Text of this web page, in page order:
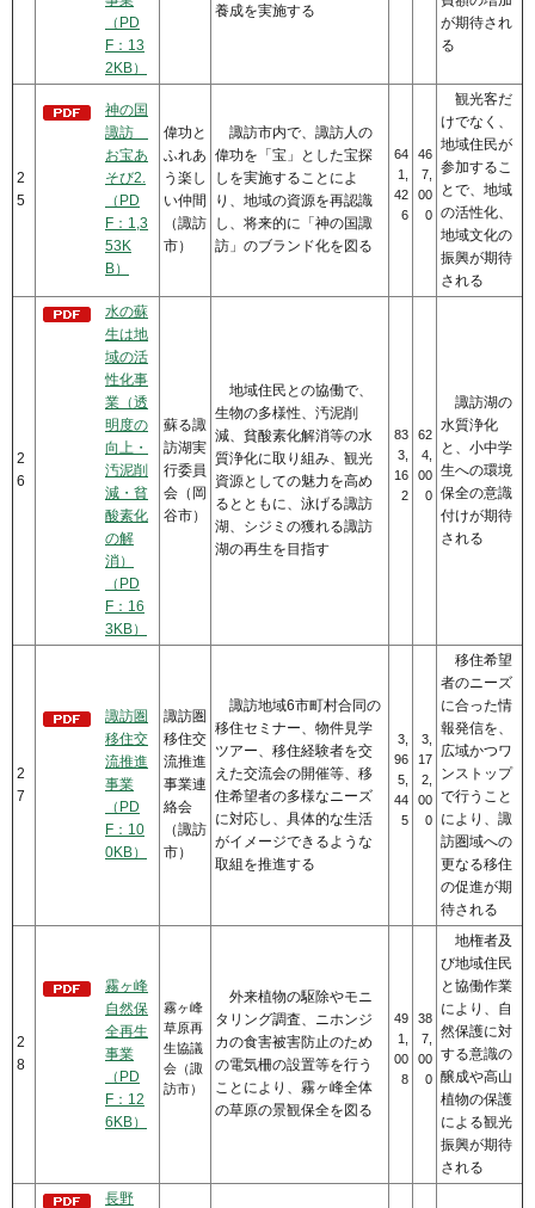
（PD
F：13
2KB）
養成を実施する
が期待され
る
2
5
神の国
諏訪
お宝あ
そび2.
（PD
F：1,3
53K
B）
偉功と
ふれあ
う楽し
い仲間
（諏訪
市）
諏訪市内で、諏訪人の
偉功を「宝」とした宝探
しを実施することによ
り、地域の資源を再認識
し、将来的に「神の国諏
訪」のブランド化を図る
64
1,
42
6
46
7,
00
0
観光客だ
けでなく、
地域住民が
参加するこ
とで、地域
の活性化、
地域文化の
振興が期待
される
2
6
水の蘇
生は地
域の活
性化事
業（透
明度の
向上・
汚泥削
減・貧
酸素化
の解
消）
（PD
F：16
3KB）
蘇る諏
訪湖実
行委員
会（岡
谷市）
地域住民との協働で、
生物の多様性、汚泥削
減、貧酸素化解消等の水
質浄化に取り組み、観光
資源としての魅力を高め
るとともに、泳げる諏訪
湖、シジミの獲れる諏訪
湖の再生を目指す
83
3,
16
2
62
4,
00
0
諏訪湖の
水質浄化
と、小中学
生への環境
保全の意識
付けが期待
される
2
7
諏訪圏
移住交
流推進
事業
（PD
F：10
0KB）
諏訪圏
移住交
流推進
事業連
絡会
（諏訪
市）
諏訪地域6市町村合同の
移住セミナー、物件見学
ツアー、移住経験者を交
えた交流会の開催等、移
住希望者の多様なニーズ
に対応し、具体的な生活
がイメージできるような
取組を推進する
3,
96
5,
44
5
3,
17
2,
00
0
移住希望
者のニーズ
に合った情
報発信を、
広域かつワ
ンストップ
で行うこと
により、諏
訪圏域への
更なる移住
の促進が期
待される
2
8
霧ヶ峰
自然保
全再生
事業
（PD
F：12
6KB）
霧ヶ峰
草原再
生協議
会（諏
訪市）
外来植物の駆除やモニ
タリング調査、ニホンジ
カの食害被害防止のため
の電気柵の設置等を行う
ことにより、霧ヶ峰全体
の草原の景観保全を図る
49
1,
00
8
38
7,
00
0
地権者及
び地域住民
と協働作業
により、自
然保護に対
する意識の
醸成や高山
植物の保護
による観光
振興が期待
される
長野